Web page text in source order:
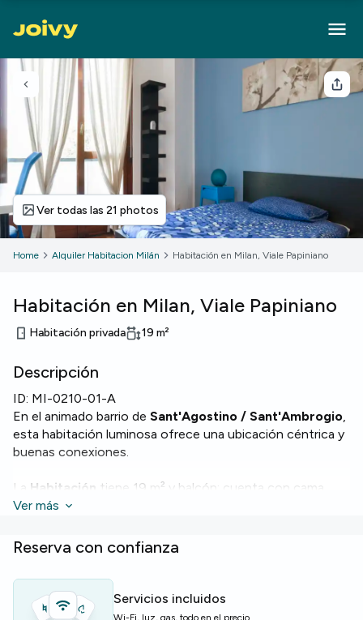
Volver
Ver todas las 21 photos
Home Alquiler Habitacion Milán Habitación en Milan, Viale Papiniano
Habitación en Milan, Viale Papiniano
Habitación privada 19 m²
Descripción
ID: MI-0210-01-A
En el animado barrio de Sant'Agostino / Sant'Ambrogio,
esta habitación luminosa ofrece una ubicación céntrica y
buenas conexiones.
La Habitación tiene 19 m² y balcón; cuenta con cama
queen. El piso dispone de dos baños y cocina equipada
calefacción.
El edificio incluye ascensor y servicio de conserjería para
mayor comodidad.
Ver más
Reserva con confianza
Servicios incluidos
Wi-Fi, luz, gas, todo en el precio